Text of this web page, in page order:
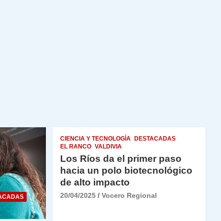
CIENCIA Y TECNOLOGÍA
DESTACADAS
EL RANCO VALDIVIA
Los Ríos da el primer paso
hacia un polo biotecnológico
de alto impacto
20/04/2025 Vocero Regional